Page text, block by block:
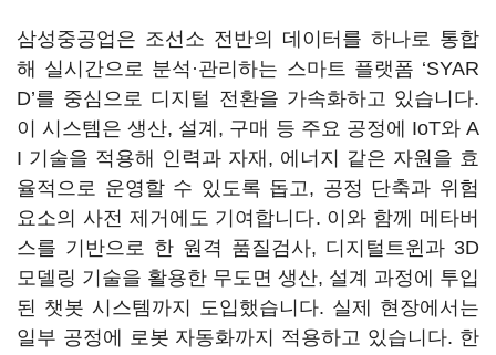
삼성중공업은 조선소 전반의 데이터를 하나로 통합
해 실시간으로 분석·관리하는 스마트 플랫폼 ‘SYAR
D’를 중심으로 디지털 전환을 가속화하고 있습니다.
이 시스템은 생산, 설계, 구매 등 주요 공정에 IoT와 A
I 기술을 적용해 인력과 자재, 에너지 같은 자원을 효
율적으로 운영할 수 있도록 돕고, 공정 단축과 위험
요소의 사전 제거에도 기여합니다. 이와 함께 메타버
스를 기반으로 한 원격 품질검사, 디지털트윈과 3D
모델링 기술을 활용한 무도면 생산, 설계 과정에 투입
된 챗봇 시스템까지 도입했습니다. 실제 현장에서는
일부 공정에 로봇 자동화까지 적용하고 있습니다. 한